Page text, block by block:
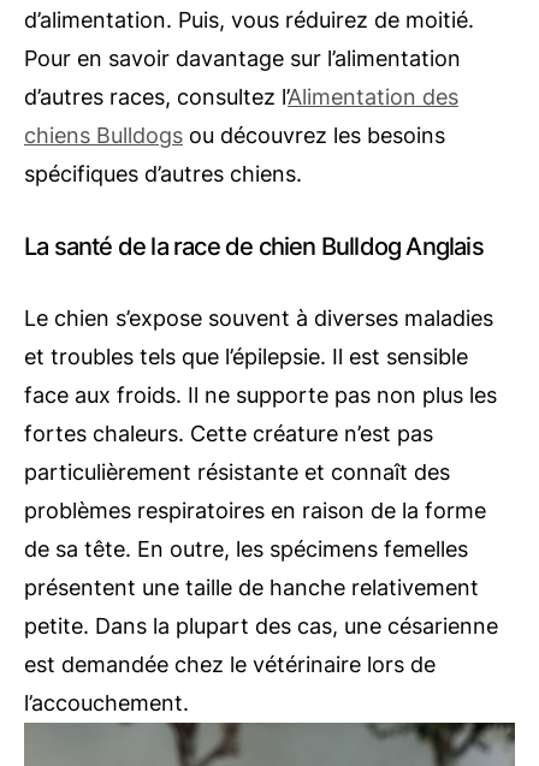
d’alimentation. Puis, vous réduirez de moitié.
Pour en savoir davantage sur l’alimentation
d’autres races, consultez l’Alimentation des
chiens Bulldogs ou découvrez les besoins
spécifiques d’autres chiens.
La santé de la race de chien Bulldog Anglais
Le chien s’expose souvent à diverses maladies
et troubles tels que l’épilepsie. Il est sensible
face aux froids. Il ne supporte pas non plus les
fortes chaleurs. Cette créature n’est pas
particulièrement résistante et connaît des
problèmes respiratoires en raison de la forme
de sa tête. En outre, les spécimens femelles
présentent une taille de hanche relativement
petite. Dans la plupart des cas, une césarienne
est demandée chez le vétérinaire lors de
l’accouchement.